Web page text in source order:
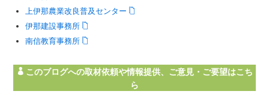
上伊那農業改良普及センター
伊那建設事務所
南信教育事務所
このブログへの取材依頼や情報提供、ご意見・ご要望はこち
ら